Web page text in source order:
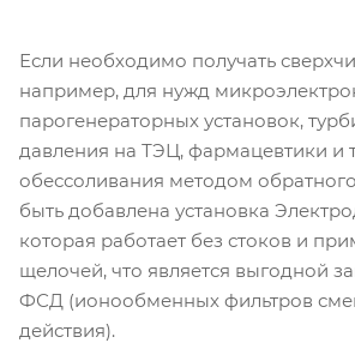
Если необходимо получать
например, для нужд
парогенераторных установок,
давления на ТЭЦ, фармацевтики и
обессоливания методом
быть добавлена установка
которая работает без стоков и
щелочей, что является выгодной
ФСД (ионообменных фильтров
действия).